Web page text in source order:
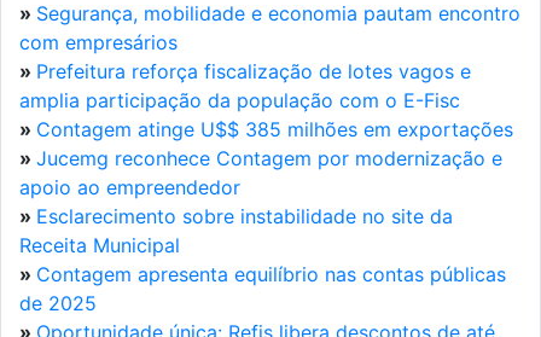
» Segurança, mobilidade e economia pautam encontro
com empresários
» Prefeitura reforça fiscalização de lotes vagos e
amplia participação da população com o E-Fisc
» Contagem atinge U$$ 385 milhões em exportações
» Jucemg reconhece Contagem por modernização e
apoio ao empreendedor
» Esclarecimento sobre instabilidade no site da
Receita Municipal
» Contagem apresenta equilíbrio nas contas públicas
de 2025